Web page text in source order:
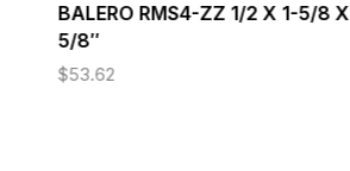
BALERO RMS4-ZZ 1/2 X 1-5/8 X
5/8″
$53.62